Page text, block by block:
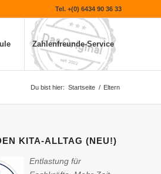
Tel. +(0) 6434 90 36 33
Zahlenfreunde-Service
Du bist hier: Startseite / Eltern
KITA-ALLTAG (NEU!)
Entlastung für